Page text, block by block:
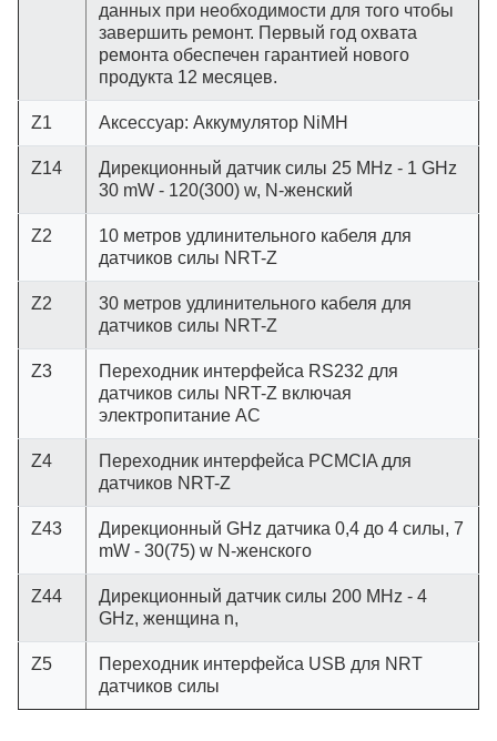
данных при необходимости для того чтобы
завершить ремонт. Первый год охвата
ремонта обеспечен гарантией нового
продукта 12 месяцев.
Z1 Аксессуар: Аккумулятор NiMH
Z14
Дирекционный датчик силы 25 MHz - 1 GHz
30 mW - 120(300) w, N-женский
Z2
10 метров удлинительного кабеля для
датчиков силы NRT-Z
Z2
30 метров удлинительного кабеля для
датчиков силы NRT-Z
Z3
Переходник интерфейса RS232 для
датчиков силы NRT-Z включая
электропитание AC
Z4
Переходник интерфейса PCMCIA для
датчиков NRT-Z
Z43
Дирекционный GHz датчика 0,4 до 4 силы, 7
mW - 30(75) w N-женского
Z44
Дирекционный датчик силы 200 MHz - 4
GHz, женщина n,
Z5
Переходник интерфейса USB для NRT
датчиков силы